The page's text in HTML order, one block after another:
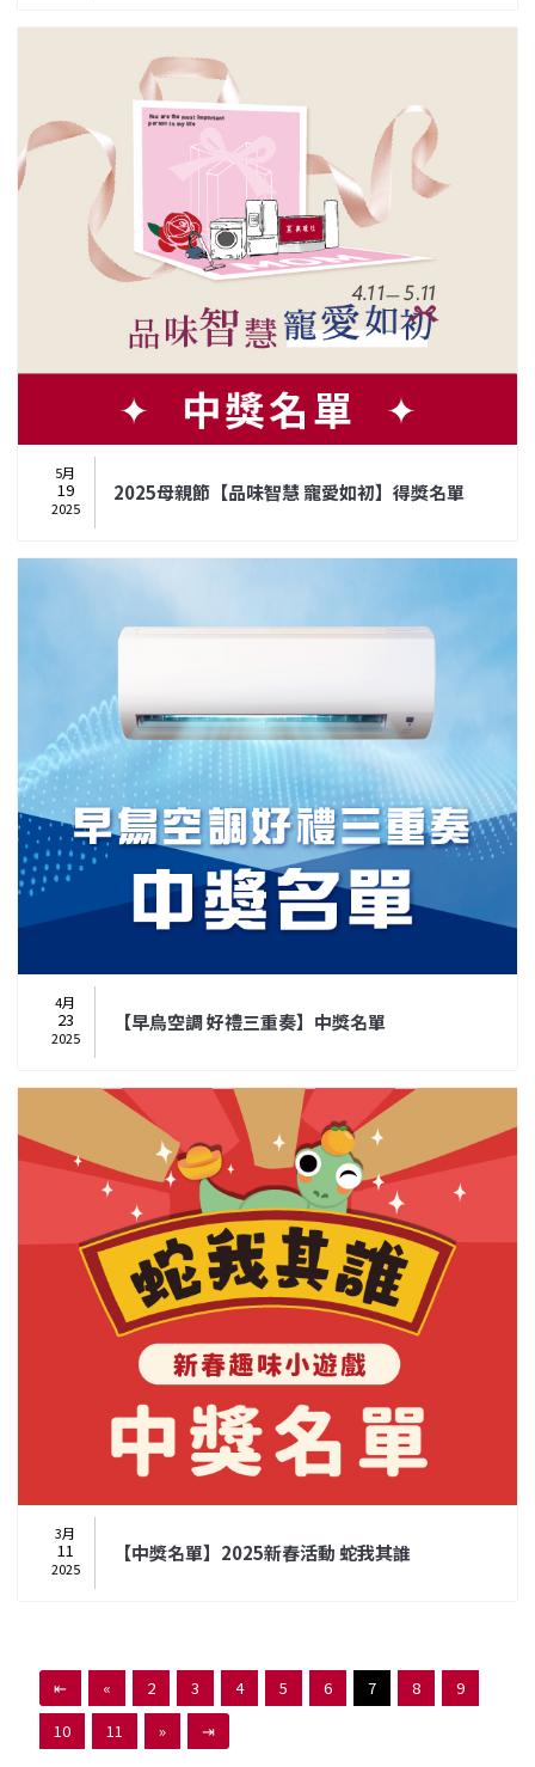
5月
19
2025
2025母親節【品味智慧 寵愛如初】得獎名單
4月
23
2025
【早鳥空調 好禮三重奏】中獎名單
3月
11
2025
【中獎名單】2025新春活動 蛇我其誰
⇤ « 2 3 4 5 6 7 8
9
10
11 » ⇥